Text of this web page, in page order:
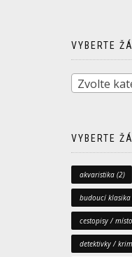
VYBERTE
Zvolte
VYBERTE
akvaristika (2)
budoucí klasika
cestopisy /
detektivky /